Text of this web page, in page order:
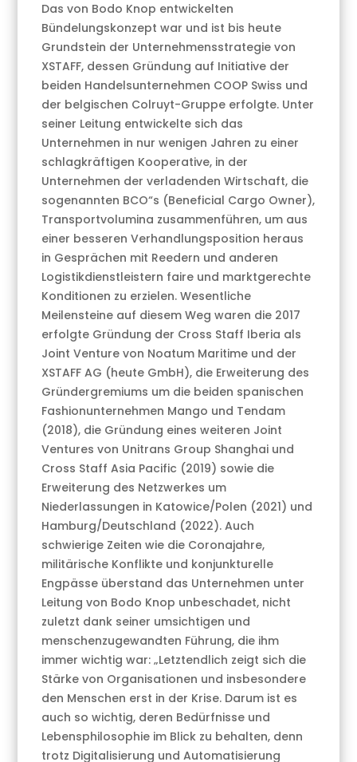
Das von Bodo Knop entwickelten
Bündelungskonzept war und ist bis heute
Grundstein der Unternehmensstrategie von
XSTAFF, dessen Gründung auf Initiative der
beiden Handelsunternehmen COOP Swiss und
der belgischen Colruyt-Gruppe erfolgte. Unter
seiner Leitung entwickelte sich das
Unternehmen in nur wenigen Jahren zu einer
schlagkräftigen Kooperative, in der
Unternehmen der verladenden Wirtschaft, die
sogenannten BCO“s (Beneficial Cargo Owner),
Transportvolumina zusammenführen, um aus
einer besseren Verhandlungsposition heraus
in Gesprächen mit Reedern und anderen
Logistikdienstleistern faire und marktgerechte
Konditionen zu erzielen. Wesentliche
Meilensteine auf diesem Weg waren die 2017
erfolgte Gründung der Cross Staff Iberia als
Joint Venture von Noatum Maritime und der
XSTAFF AG (heute GmbH), die Erweiterung des
Gründergremiums um die beiden spanischen
Fashionunternehmen Mango und Tendam
(2018), die Gründung eines weiteren Joint
Ventures von Unitrans Group Shanghai und
Cross Staff Asia Pacific (2019) sowie die
Erweiterung des Netzwerkes um
Niederlassungen in Katowice/Polen (2021) und
Hamburg/Deutschland (2022). Auch
schwierige Zeiten wie die Coronajahre,
militärische Konflikte und konjunkturelle
Engpässe überstand das Unternehmen unter
Leitung von Bodo Knop unbeschadet, nicht
zuletzt dank seiner umsichtigen und
menschenzugewandten Führung, die ihm
immer wichtig war: „Letztendlich zeigt sich die
Stärke von Organisationen und insbesondere
den Menschen erst in der Krise. Darum ist es
auch so wichtig, deren Bedürfnisse und
Lebensphilosophie im Blick zu behalten, denn
trotz Digitalisierung und Automatisierung